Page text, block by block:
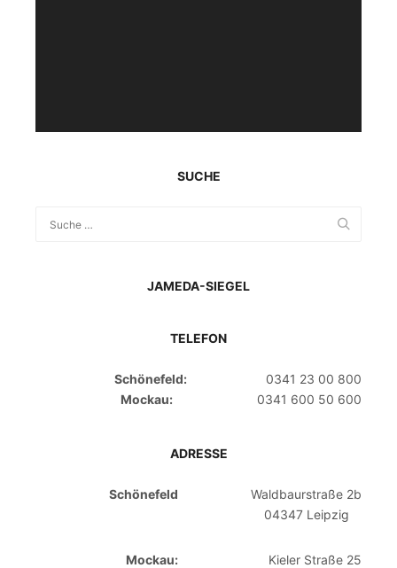
SUCHE
JAMEDA-SIEGEL
TELEFON
Schönefeld:
0341 23 00 800
Mockau:
0341 600 50 600
ADRESSE
Schönefeld
Waldbaurstraße 2b
04347 Leipzig
Mockau:
Kieler Straße 25